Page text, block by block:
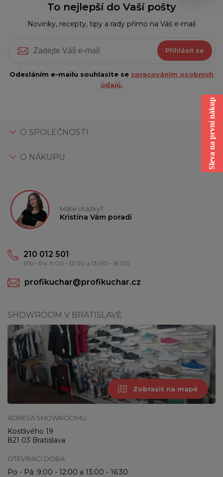
To nejlepší do Vaší pošty
Novinky, recepty, tipy a rady přímo na Váš e-mail
Přihlásit se
Odesláním e-mailu souhlasíte se zpracováním osobních
údajů.
O SPOLEČNOSTI
O NÁKUPU
Máte otázky?
Kristína Vám poradí
210 012 501
(Po - Pá: 9:00 - 12:00 a 13:00 - 16:30)
profikuchar@profikuchar.cz
SHOWROOM V BRATISLAVĚ
Zobrazit na mapě
ADRESA SHOWROOMU
Kostlivého 19
821 03 Bratislava
OTEVÍRACÍ DOBA
Po - Pá: 9:00 - 12:00 a 13:00 - 16:30
Sleva na první nákup